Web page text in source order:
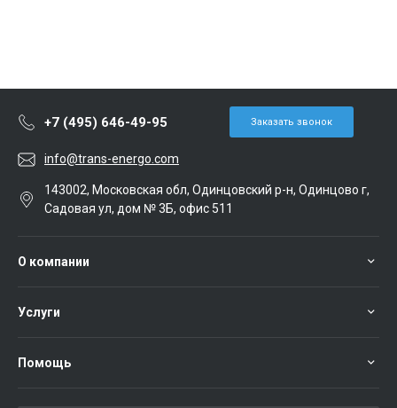
+7 (495) 646-49-95 Заказать звонок
info@trans-energo.com
143002, Московская обл, Одинцовский р-н, Одинцово г,
Садовая ул, дом № 3Б, офис 511
О компании
Услуги
Помощь